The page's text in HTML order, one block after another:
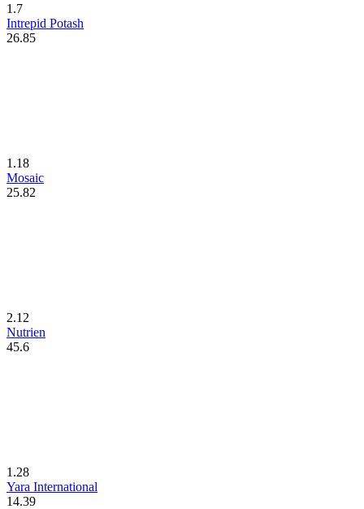
1.7
Intrepid Potash
26.85
1.18
Mosaic
25.82
2.12
Nutrien
45.6
1.28
Yara International
14.39